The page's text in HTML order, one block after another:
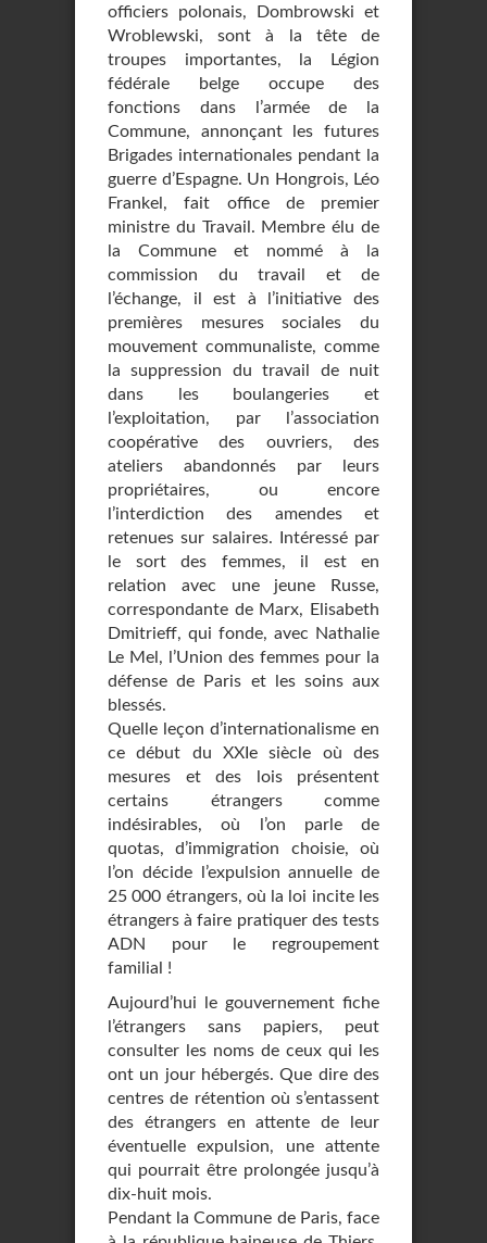
officiers polonais, Dombrowski et
Wroblewski, sont à la tête de
troupes importantes, la Légion
fédérale belge occupe des
fonctions dans l’armée de la
Commune, annonçant les futures
Brigades internationales pendant la
guerre d’Espagne. Un Hongrois, Léo
Frankel, fait office de premier
ministre du Travail. Membre élu de
la Commune et nommé à la
commission du travail et de
l’échange, il est à l’initiative des
premières mesures sociales du
mouvement communaliste, comme
la suppression du travail de nuit
dans les boulangeries et
l’exploitation, par l’association
coopérative des ouvriers, des
ateliers abandonnés par leurs
propriétaires, ou encore
l’interdiction des amendes et
retenues sur salaires. Intéressé par
le sort des femmes, il est en
relation avec une jeune Russe,
correspondante de Marx, Elisabeth
Dmitrieff, qui fonde, avec Nathalie
Le Mel, l’Union des femmes pour la
défense de Paris et les soins aux
blessés.
Quelle leçon d’internationalisme en
ce début du XXIe siècle où des
mesures et des lois présentent
certains étrangers comme
indésirables, où l’on parle de
quotas, d’immigration choisie, où
l’on décide l’expulsion annuelle de
25 000 étrangers, où la loi incite les
étrangers à faire pratiquer des tests
ADN pour le regroupement
familial !
Aujourd’hui le gouvernement fiche
l’étrangers sans papiers, peut
consulter les noms de ceux qui les
ont un jour hébergés. Que dire des
centres de rétention où s’entassent
des étrangers en attente de leur
éventuelle expulsion, une attente
qui pourrait être prolongée jusqu’à
dix-huit mois.
Pendant la Commune de Paris, face